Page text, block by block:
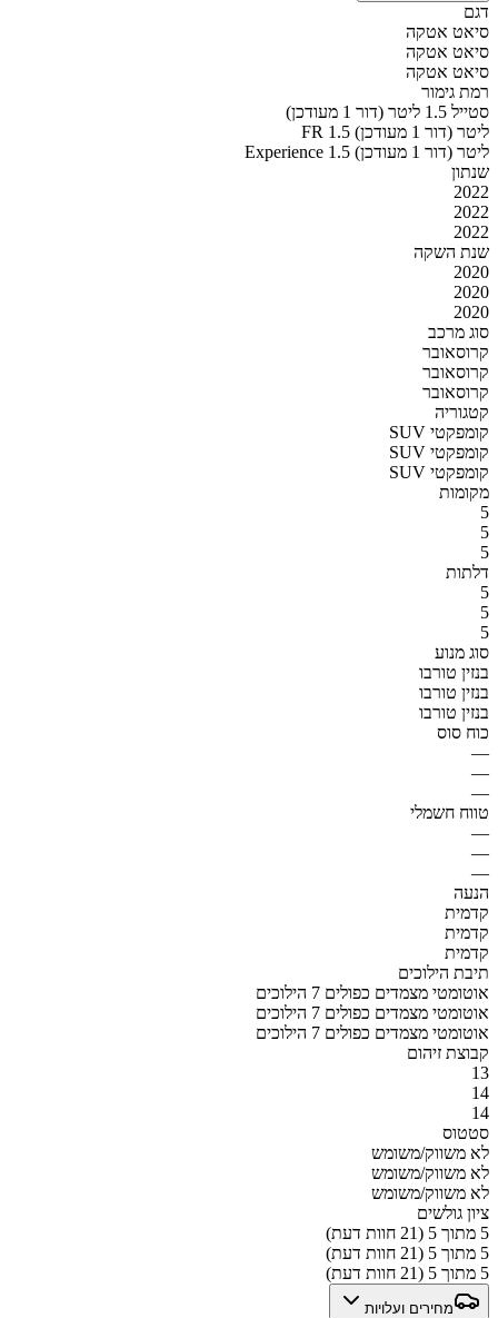
דגם
סיאט אטקה
סיאט אטקה
סיאט אטקה
רמת גימור
סטייל 1.5 ליטר (דור 1 מעודכן)
FR 1.5 ליטר (דור 1 מעודכן)
Experience 1.5 ליטר (דור 1 מעודכן)
שנתון
2022
2022
2022
שנת השקה
2020
2020
2020
סוג מרכב
קרוסאובר
קרוסאובר
קרוסאובר
קטגוריה
SUV קומפקטי
SUV קומפקטי
SUV קומפקטי
מקומות
5
5
5
דלתות
5
5
5
סוג מנוע
בנזין טורבו
בנזין טורבו
בנזין טורבו
כוח סוס
—
—
—
טווח חשמלי
—
—
—
הנעה
קדמית
קדמית
קדמית
תיבת הילוכים
אוטומטי מצמדים כפולים 7 הילוכים
אוטומטי מצמדים כפולים 7 הילוכים
אוטומטי מצמדים כפולים 7 הילוכים
קבוצת זיהום
13
14
14
סטטוס
לא משווק/משומש
לא משווק/משומש
לא משווק/משומש
ציון גולשים
5 מתוך 5 (21 חוות דעת)
5 מתוך 5 (21 חוות דעת)
5 מתוך 5 (21 חוות דעת)
מחירים ועלויות